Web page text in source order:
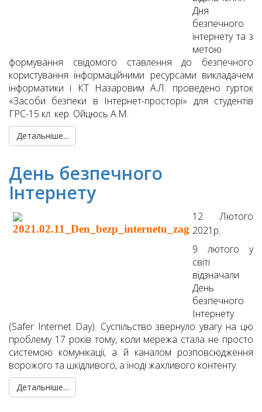
Дня
безпечного
інтернету та з
метою
формування свідомого ставлення до безпечного
користування інформаційними ресурсами викладачем
інформатики і КТ Назаровим А.Л. проведено гурток
«Засоби безпеки в Інтернет-просторі» для студентів
ГРС-15 кл. кер. Ойцюсь А.М.
Детальніше...
День безпечного
Інтернету
12 Лютого
2021р.
9 лютого у
світі
відзначали
День
безпечного
Інтернету
(Safer Internet Day). Суспільство звернуло увагу на цю
проблему 17 років тому, коли мережа стала не просто
системою комунікації, а й каналом розповсюдження
ворожого та шкідливого, а іноді жахливого контенту.
Детальніше...